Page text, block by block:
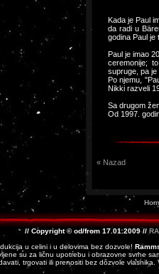
Kada je Paul
da radi u
godina Paul je
Paul je imao
ceremonije;
supruge, pa
Po njemu,
Nikki razveli
Sa drugom
Od 1997.
« Nazad
// Copyright © od/from 17.01.2009 //
u celini i u delovima bez dozvole!
su za ličnu upotrebu i obrazovne svrhe
trgovati ili prenositi bez dozvole